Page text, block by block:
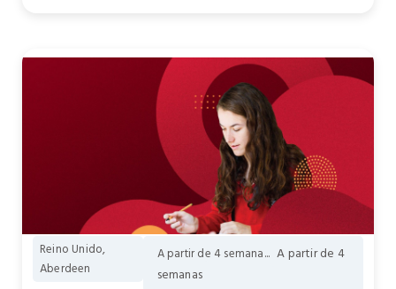
Reino Unido,
Aberdeen
A partir de 4 semana... A partir de 4
semanas